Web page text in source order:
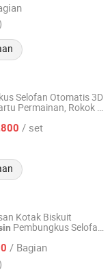
2011
Selofan Otomatis 3D
Permainan, Rokok /
/ set
Co.,Ltd
2020
Kotak Biskuit
Pembungkus Selofan
/ Bagian
2010